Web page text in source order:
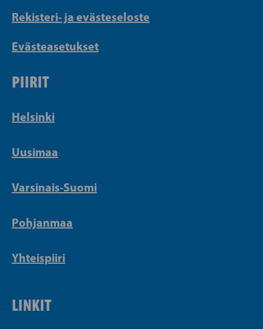
Rekisteri- ja evästeseloste
Evästeasetukset
PIIRIT
Helsinki
Uusimaa
Varsinais-Suomi
Pohjanmaa
Yhteispiiri
LINKIT